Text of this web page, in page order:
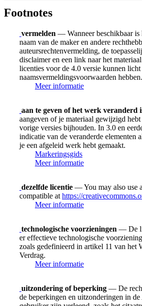
Footnotes
vermelden — Wanneer beschikbaar is
naam van de maker en andere
auteursrechtenvermelding, de
disclaimer en een link naar het
licenties voor de 4.0 versie kunnen
naamsvermeldingsvoorwaarden hebben.
Meer informatie
aan te geven of het werk veranderd
aangeven of je materiaal gewijzigd
vorige versies bijhouden. In 3.0 en
indicatie van de veranderde elementen
je een afgeleid werk hebt gemaakt.
Markeringsgids
Meer informatie
dezelfde licentie — You may also use
compatible at https://
Meer informatie
technologische voorzieningen — De
er effectieve technologische
zoals gedefinieerd in artikel 11 van het
Verdrag.
Meer informatie
uitzondering of beperking — De
de beperkingen en uitzonderingen in